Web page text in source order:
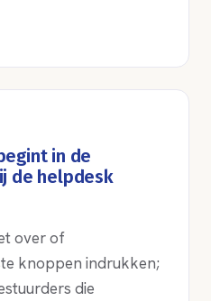
in de
de helpdesk
over of
knoppen indrukken;
die